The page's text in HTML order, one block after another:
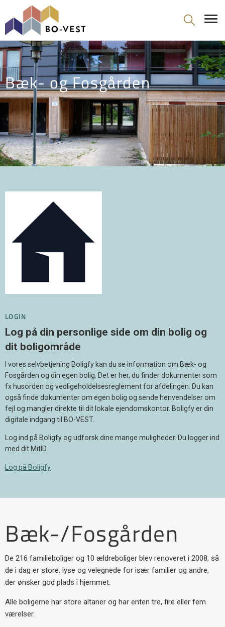
gå til indhold
Bæk- og Fosgården
LOGIN
Log på din personlige side om din bolig og
dit boligområde
I vores selvbetjening Boligfy kan du se information om Bæk- og
Fosgården og din egen bolig. Det er her, du finder dokumenter som
fx husorden og vedligeholdelsesreglement for afdelingen. Du kan
også finde dokumenter om egen bolig og sende henvendelser om
fejl og mangler direkte til dit lokale ejendomskontor. Boligfy er din
digitale indgang til BO-VEST.
Log ind på Boligfy og udforsk dine mange muligheder. Du logger ind
med dit MitID.
Log på Boligfy
Bæk-/Fosgården
De 216 familieboliger og 10 ældreboliger blev renoveret i 2008, så
de i dag er store, lyse og velegnede for især familier og andre,
der ønsker god plads i hjemmet.
Alle boligerne har store altaner og har enten tre, fire eller fem
værelser.